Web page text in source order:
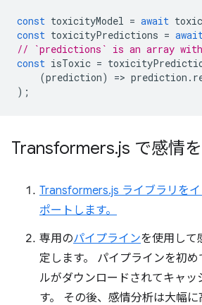
const toxicityModel = await
const toxicityPredictions = await
// `predictions` is an array
const isToxic =
(prediction) => prediction .
);
Transformers.js で感情
Transformers.js ライブラリを
ポートします。
専用のパイプラインを使用して
定します。 パイプラインを初
ルがダウンロードされてキャッ
す。 その後、感情分析は大幅に